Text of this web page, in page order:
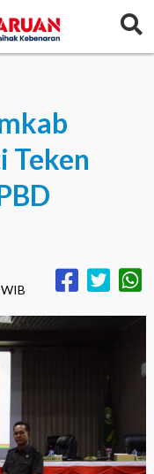
Teken